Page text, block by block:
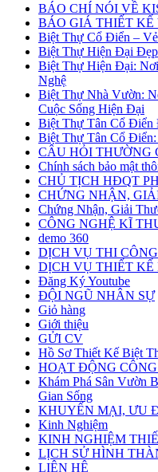
BÁO CHÍ NÓI VỀ
BÁO GIÁ THIẾT KẾ
Biệt Thự Cổ Điển –
Biệt Thự Hiện Đại Đẹp
Biệt Thự Hiện Đại:
Nghệ
Biệt Thự Nhà Vườn:
Cuộc Sống Hiện Đại
Biệt Thự Tân Cổ Điển
Biệt Thự Tân Cổ
CÂU HỎI THƯỜNG
Chính sách bảo mật
CHỦ TỊCH HĐQT
CHỨNG NHẬN,
Chứng Nhận, Giải
CÔNG NGHỆ KĨ
demo 360
DỊCH VỤ THI
DỊCH VỤ THIẾT KẾ
Đăng Ký Youtube
ĐỘI NGŨ NHÂN SỰ
Giỏ hàng
Giới thiệu
GỬI CV
Hồ Sơ Thiết Kế Biệt
HOẠT ĐỘNG
Khám Phá Sân Vườn
Gian Sống
KHUYẾN MẠI, ƯU
Kinh Nghiệm
KINH NGHIỆM
LỊCH SỬ HÌNH
LIÊN HỆ